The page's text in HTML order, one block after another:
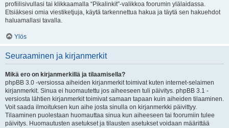
profiilisivullasi tai klikkaamalla “Pikalinkit”-valikkoa foorumin ylälaidassa.
Etsiäksesi omia viestiketjuja, käytä tarkennettua hakua ja täytä sen hakuehdot
haluamallasi tavalla.
Ylös
Seuraaminen ja kirjanmerkit
Mikä ero on kirjanmerkillä ja tilaamisella?
phpBB 3.0 -versiossa aiheiden kirjanmerkit toimivat kuten internet-selaimen
kirjanmerkit. Sinua ei huomautettu jos aiheeseen tuli päivitys. phpBB 3.1 -
versiosta lähtien kirjanmerkit toimivat samaan tapaan kuin aiheiden tilaaminen.
Voit saada ilmoituksen kun aihe josta sinulla on kirjanmerkki päivittyy.
Tilaaminen puolestaan huomauttaa sinua kun aiheeseen tai foorumiin tulee
päivitys. Huomautusten asetukset ja tilausten asetukset voidaan määrittää